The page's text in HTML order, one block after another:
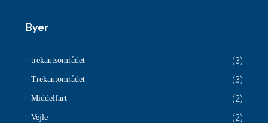
Byer
trekantsområdet (3)
Trekantområdet (3)
Middelfart (2)
Vejle (2)